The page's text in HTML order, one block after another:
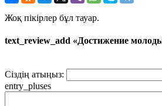
Жоқ пікірлер бұл тауар.
text_review_add «Достижение
Сіздің атыңыз:
entry_pluses